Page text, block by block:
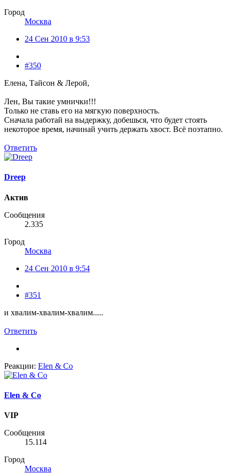
Город
Москва
24 Сен 2010 в 9:53
#350
Елена, Тайсон & Лерой,
Лен, Вы такие умнички!!!
Только не ставь его на мягкую поверхность.
Сначала работай на выдержку, добешься, что будет стоять
некоторое время, начинай учить держать хвост. Всё поэтапно.
Ответить
Dreep
Актив
Сообщения
2.335
Город
Москва
24 Сен 2010 в 9:54
#351
и хвалим-хвалим-хвалим.....
Ответить
Реакции: Elen & Co
Elen & Co
VIP
Сообщения
15.114
Город
Москва